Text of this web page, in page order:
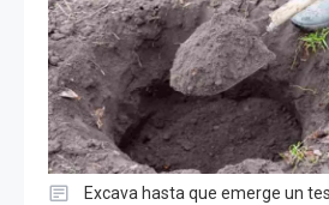
Excava hasta que emerge un